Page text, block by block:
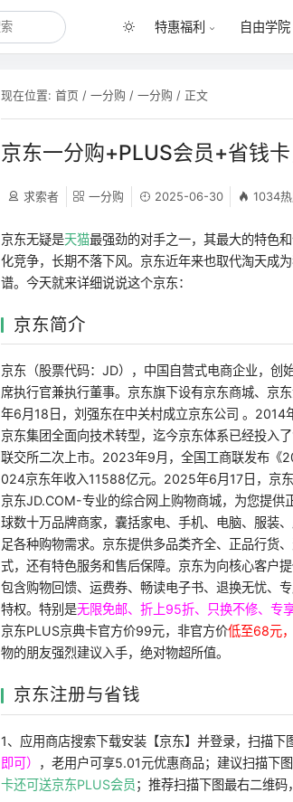
特惠福利 自由学院
现在位置:首页 /一分购 /一分购 / 正文
京东一分购+PLUS会员+省钱卡
求索者 一分购 2025-06-30 1034
京东无疑是天猫最强劲的对手之一，其最大的特色
化竞争，长期不落下风。京东近年来也取代淘天成
谱。今天就来详细说说这个京东：
京东简介
京东（股票代码：JD），中国自营式电商企业，创
席执行官兼执行董事。京东旗下设有京东商城、京
年6月18日，刘强东在中关村成立京东公司 。2014
京东集团全面向技术转型，迄今京东体系已经投入
联交所二次上市。2023年9月，全国工商联发布《
024京东年收入11588亿元。2025年6月17日，京东
京东JD.COM-专业的综合网上购物商城，为您提供
球数十万品牌商家，囊括家电、手机、电脑、服装
足各种购物需求。京东提供多品类齐全、正品行货
式，还有特色服务和售后保障。京东为向核心客户
包含购物回馈、运费券、畅读电子书、退换无忧、
特权。特别是无限免邮、折上95折、只换不修、专
京东PLUS京典卡官方价99元，非官方价低至68元
物的朋友强烈建议入手，绝对物超所值。
京东注册与省钱
1、应用商店搜索下载安装【京东】并登录，扫描下
即可） ，老用户可享5.01元优惠商品；建议扫描下
卡还可送京东PLUS会员；推荐扫描下图最右二维码